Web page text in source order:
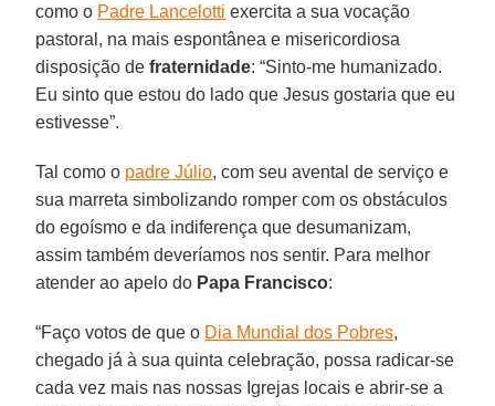
como o Padre Lancelotti exercita a sua vocação
pastoral, na mais espontânea e misericordiosa
disposição defraternidade: “Sinto-me humanizado.
Eu sinto que estou do lado que Jesus gostaria que eu
estivesse”.
Tal como o padre Júlio, com seu avental de serviço e
sua marreta simbolizando romper com os obstáculos
do egoísmo e da indiferença que desumanizam,
assim também deveríamos nos sentir. Para melhor
atender ao apelo do Papa Francisco:
“Faço votos de que o Dia Mundial dos Pobres,
chegado já à sua quinta celebração, possa radicar-se
cada vez mais nas nossas Igrejas locais e abrir-se a